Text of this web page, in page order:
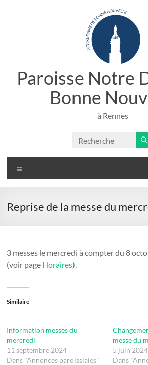
Paroisse Notre
Bonne
à Rennes
Reprise de la messe du
3 messes le mercredi à compter du 8
(voir page Horaires).
Similaire
Information messes du
mercredi
11 septembre 2024
Dans "Annonces paroissiales"
messe du
5 juin 2024
Dans